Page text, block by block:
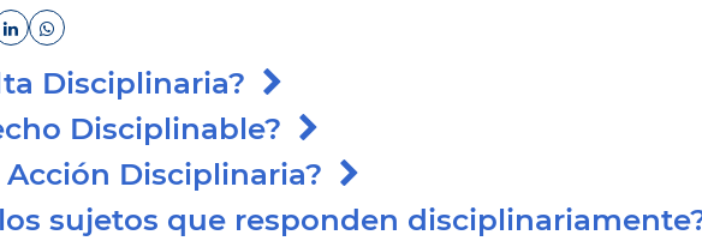
LinkedinWhatsapp
Disciplinaria?
Disciplinable?
Disciplinaria?
sujetos que responden